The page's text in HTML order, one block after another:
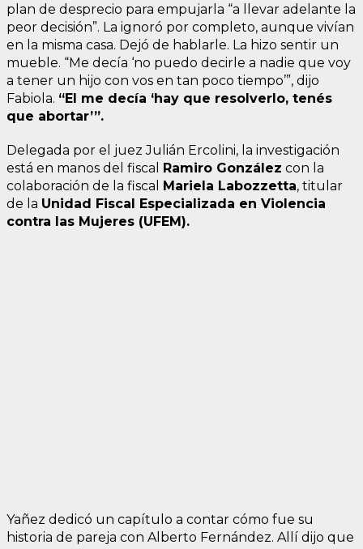
plan de desprecio para empujarla “a llevar adelante la
peor decisión”. La ignoró por completo, aunque vivían
en la misma casa. Dejó de hablarle. La hizo sentir un
mueble. “Me decía ‘no puedo decirle a nadie que voy
a tener un hijo con vos en tan poco tiempo’”, dijo
Fabiola. “El me decía ‘hay que resolverlo, tenés
que abortar’”.
Delegada por el juez Julián Ercolini, la investigación
está en manos del fiscal Ramiro González con la
colaboración de la fiscal Mariela Labozzetta, titular
de la Unidad Fiscal Especializada en Violencia
contra las Mujeres (UFEM).
Yañez dedicó un capítulo a contar cómo fue su
historia de pareja con Alberto Fernández. Allí dijo que